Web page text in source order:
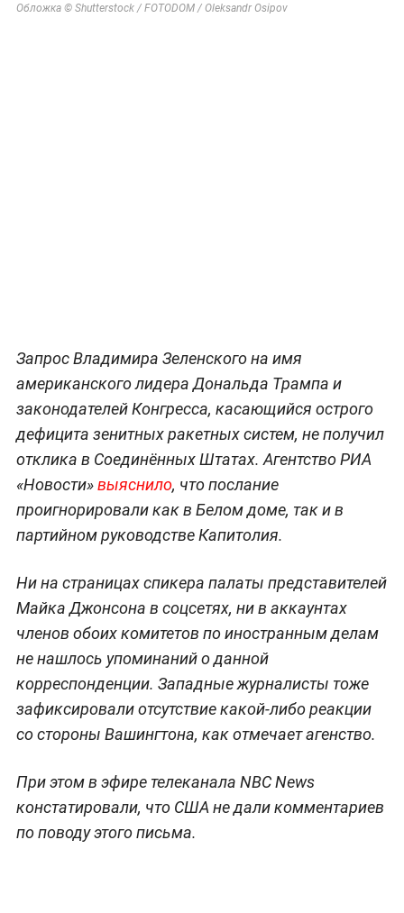
Обложка © Shutterstock / FOTODOM / Oleksandr Osipov
Запрос Владимира Зеленского на имя
американского лидера Дональда Трампа и
законодателей Конгресса, касающийся острого
дефицита зенитных ракетных систем, не получил
отклика в Соединённых Штатах. Агентство РИА
«Новости»выяснило, что послание
проигнорировали как в Белом доме, так и в
партийном руководстве Капитолия.
Ни на страницах спикера палаты представителей
Майка Джонсона в соцсетях, ни в аккаунтах
членов обоих комитетов по иностранным делам
не нашлось упоминаний о данной
корреспонденции. Западные журналисты тоже
зафиксировали отсутствие какой-либо реакции
со стороны Вашингтона, как отмечает агенство.
При этом в эфире телеканала NBC News
констатировали, что США не дали комментариев
по поводу этого письма.